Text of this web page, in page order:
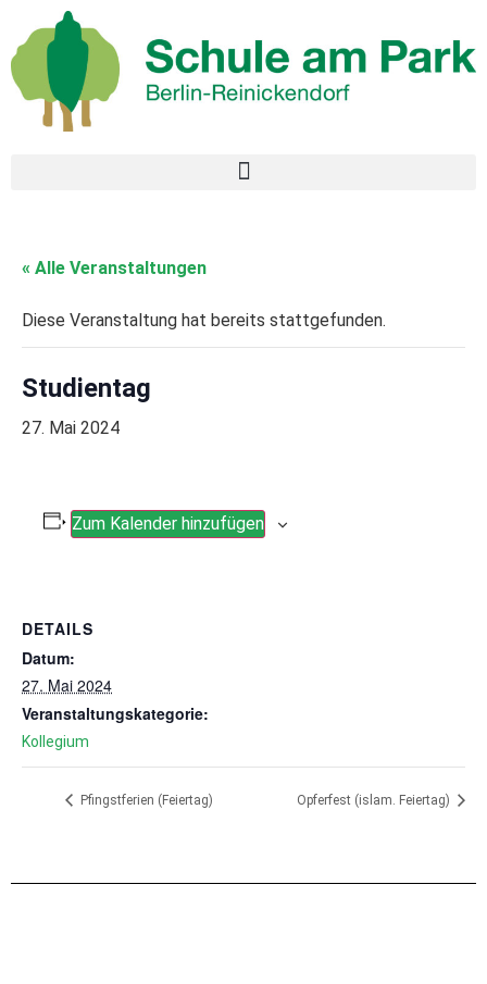
« Alle Veranstaltungen
Diese Veranstaltung hat bereits stattgefunden.
Studientag
27. Mai 2024
Zum Kalender hinzufügen
DETAILS
Datum:
27. Mai 2024
Veranstaltungskategorie:
Kollegium
Pfingstferien (Feiertag) Opferfest (islam. Feiertag)